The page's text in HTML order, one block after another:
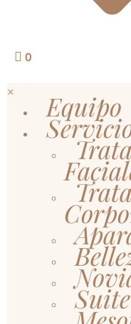
0
× Equipo